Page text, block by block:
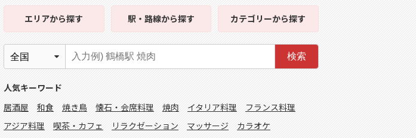
エリアから探す 駅・路線から探す カテゴリーから探す
検索
人気キーワード
居酒屋
和食 焼き鳥 懐石・会席料理 焼肉 イタリア料理
フランス料理
アジア料理
喫茶・カフェ リラクゼーション マッサージ
カラオケ